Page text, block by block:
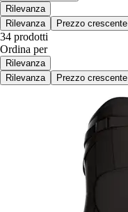
Rilevanza
Rilevanza
Prezzo crescente
34 prodotti
Ordina per
Rilevanza
Rilevanza
Prezzo crescente